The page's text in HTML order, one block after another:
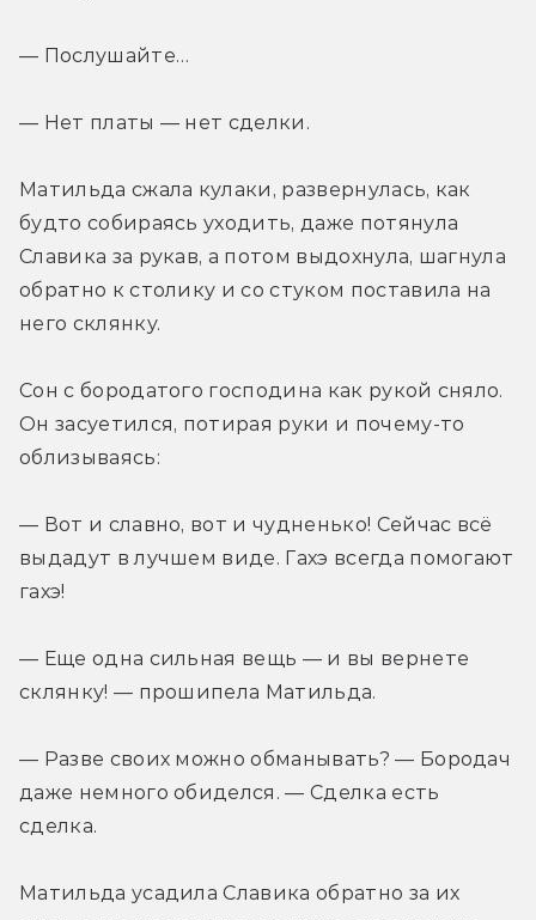
— Послушайте…
— Нет платы — нет сделки.
Матильда сжала кулаки, развернулась, как
будто собираясь уходить, даже потянула
Славика за рукав, а потом выдохнула, шагнула
обратно к столику и со стуком поставила на
него склянку.
Сон с бородатого господина как рукой сняло.
Он засуетился, потирая руки и почему-то
облизываясь:
— Вот и славно, вот и чудненько! Сейчас всё
выдадут в лучшем виде. Гахэ всегда помогают
гахэ!
— Еще одна сильная вещь — и вы вернете
склянку! — прошипела Матильда.
— Разве своих можно обманывать? — Бородач
даже немного обиделся. — Сделка есть
сделка.
Матильда усадила Славика обратно за их